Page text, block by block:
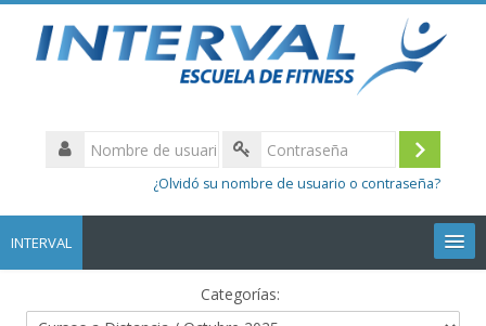
Nombre
de
Acceder
¿Olvidó su nombre de usuario o contraseña?
INTERVAL
Categorías: